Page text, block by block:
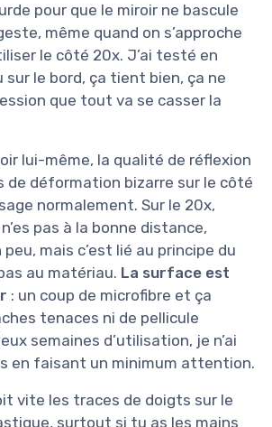
pour que le miroir ne bascule
même quand on s’approche
le côté 20x. J’ai testé en
sur le bord, ça tient bien, ça ne
que tout va se casser la
lui-même, la qualité de réflexion
de déformation bizarre sur le côté
normalement. Sur le 20x,
pas à la bonne distance,
mais c’est lié au principe du
au matériau. La surface est
: un coup de microfibre et ça
tenaces ni de pellicule
semaines d’utilisation, je n’ai
en faisant un minimum attention.
vite les traces de doigts sur le
surtout si tu as les mains